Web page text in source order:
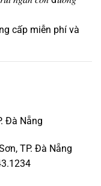
cấp miễn phí và
Đà Nẵng
TP. Đà Nẵng